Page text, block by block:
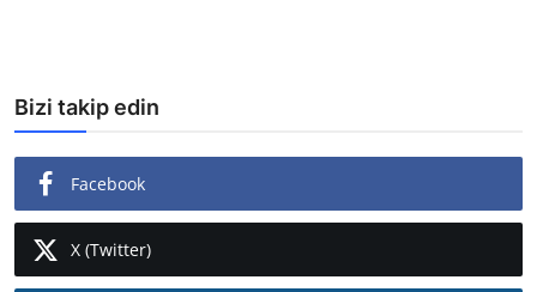
Teknoloji
TBMM Haberleri
Belediye
Bizi takip edin
Facebook
X (Twitter)